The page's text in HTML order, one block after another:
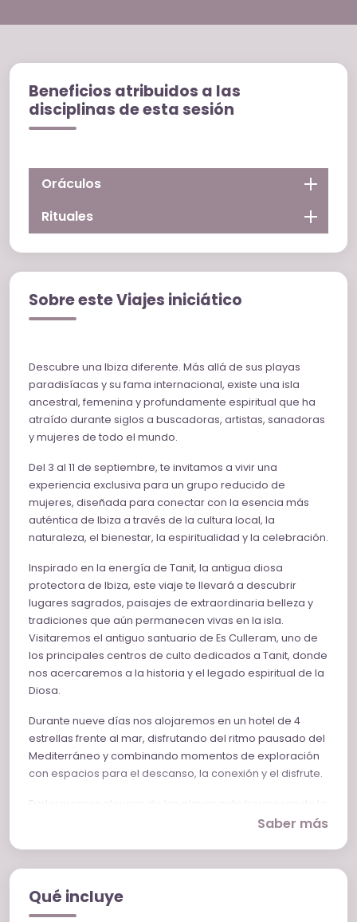
Beneficios atribuidos a las
disciplinas de esta sesión
Oráculos
Rituales
Sobre este Viajes iniciático
Descubre una Ibiza diferente. Más allá de sus playas
paradisíacas y su fama internacional, existe una isla
ancestral, femenina y profundamente espiritual que ha
atraído durante siglos a buscadoras, artistas, sanadoras
y mujeres de todo el mundo.
Del 3 al 11 de septiembre, te invitamos a vivir una
experiencia exclusiva para un grupo reducido de
mujeres, diseñada para conectar con la esencia más
auténtica de Ibiza a través de la cultura local, la
naturaleza, el bienestar, la espiritualidad y la celebración.
Inspirado en la energía de Tanit, la antigua diosa
protectora de Ibiza, este viaje te llevará a descubrir
lugares sagrados, paisajes de extraordinaria belleza y
tradiciones que aún permanecen vivas en la isla.
Visitaremos el antiguo santuario de Es Culleram, uno de
los principales centros de culto dedicados a Tanit, donde
nos acercaremos a la historia y el legado espiritual de la
Diosa.
Durante nueve días nos alojaremos en un hotel de 4
estrellas frente al mar, disfrutando del ritmo pausado del
Mediterráneo y combinando momentos de exploración
con espacios para el descanso, la conexión y el disfrute.
isla, como Ses Salines, Cala San Vicente y Cala Martina,
donde disfrutaremos de aguas cristalinas, paisajes
inolvidables y una jornada de auténtica celebración
Saber más
Qué incluye